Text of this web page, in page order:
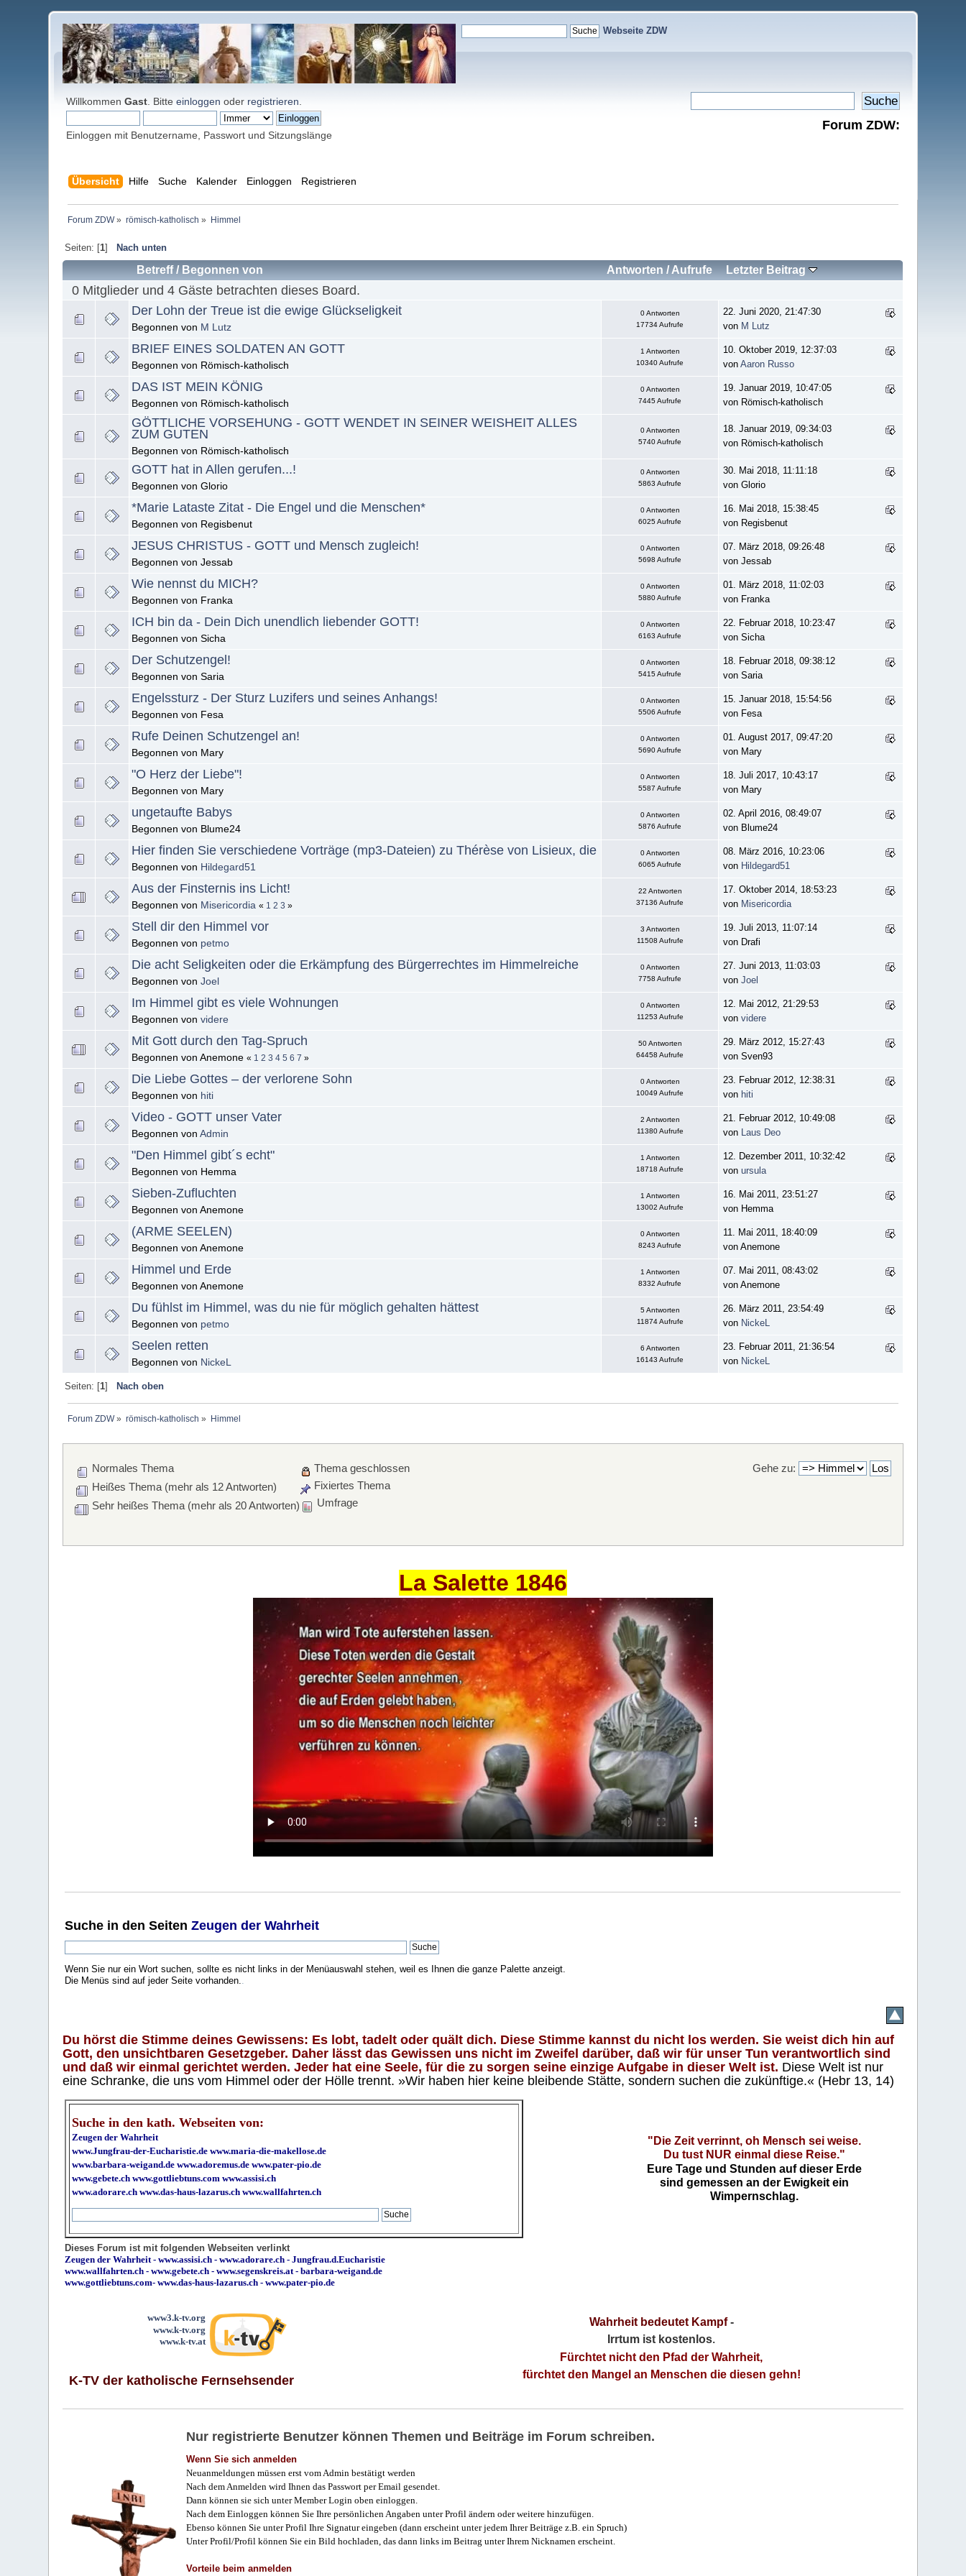
Webseite ZDW
WillkommenGast . Bitteeinloggen oder registrieren
Einloggen mit Benutzername, Passwort und Sitzungslänge
Forum ZDW:
Übersicht Hilfe Suche Kalender Einloggen Registrieren
Forum ZDW» römisch-katholisch » Himmel
Seiten: [1] Nach unten
Betreff/ Begonnen von Antworten /Aufrufe Letzter Beitrag
0 Mitglieder und 4 Gäste betrachten dieses Board.
Der Lohn der Treue ist die ewige Glückseligkeit
Begonnen von M Lutz
0 Antworten
17734 Aufrufe
22. Juni 2020, 21:47:30
von M Lutz
BRIEF EINES SOLDATEN AN GOTT
Begonnen von Römisch-katholisch
1 Antworten
10340 Aufrufe
10. Oktober 2019, 12:37:03
vonAaron Russo
DAS IST MEIN KÖNIG
Begonnen von Römisch-katholisch
0 Antworten
7445 Aufrufe
19. Januar 2019, 10:47:05
von Römisch-katholisch
GÖTTLICHE VORSEHUNG - GOTT WENDET IN SEINER WEISHEIT ALLES
ZUM GUTEN
Begonnen von Römisch-katholisch
0 Antworten
5740 Aufrufe
18. Januar 2019, 09:34:03
von Römisch-katholisch
GOTT hat in Allen gerufen...!
Begonnen von Glorio
0 Antworten
5863 Aufrufe
30. Mai 2018, 11:11:18
von Glorio
*Marie Lataste Zitat - Die Engel und die Menschen*
Begonnen von Regisbenut
0 Antworten
6025 Aufrufe
16. Mai 2018, 15:38:45
von Regisbenut
JESUS CHRISTUS - GOTT und Mensch zugleich!
Begonnen von Jessab
0 Antworten
5698 Aufrufe
07. März 2018, 09:26:48
von Jessab
Wie nennst du MICH?
Begonnen von Franka
0 Antworten
5880 Aufrufe
01. März 2018, 11:02:03
von Franka
ICH bin da - Dein Dich unendlich liebender GOTT!
Begonnen von Sicha
0 Antworten
6163 Aufrufe
22. Februar 2018, 10:23:47
von Sicha
Der Schutzengel!
Begonnen von Saria
0 Antworten
5415 Aufrufe
18. Februar 2018, 09:38:12
von Saria
Engelssturz - Der Sturz Luzifers und seines Anhangs!
Begonnen von Fesa
0 Antworten
5506 Aufrufe
15. Januar 2018, 15:54:56
von Fesa
Rufe Deinen Schutzengel an!
Begonnen von Mary
0 Antworten
5690 Aufrufe
01. August 2017, 09:47:20
von Mary
"O Herz der Liebe"!
Begonnen von Mary
0 Antworten
5587 Aufrufe
18. Juli 2017, 10:43:17
von Mary
ungetaufte Babys
Begonnen von Blume24
0 Antworten
5876 Aufrufe
02. April 2016, 08:49:07
von Blume24
Hier finden Sie verschiedene Vorträge (mp3-Dateien) zu Thérèse von Lisieux, die
Begonnen von Hildegard51
0 Antworten
6065 Aufrufe
08. März 2016, 10:23:06
von Hildegard51
Aus der Finsternis ins Licht!
Begonnen von Misericordia « 1 2 3 »
22 Antworten
37136 Aufrufe
17. Oktober 2014, 18:53:23
von Misericordia
Stell dir den Himmel vor
Begonnen von petmo
3 Antworten
11508 Aufrufe
19. Juli 2013, 11:07:14
von Drafi
Die acht Seligkeiten oder die Erkämpfung des Bürgerrechtes im Himmelreiche
Begonnen vonJoel
0 Antworten
7758 Aufrufe
27. Juni 2013, 11:03:03
vonJoel
Im Himmel gibt es viele Wohnungen
Begonnen vonvidere
0 Antworten
11253 Aufrufe
12. Mai 2012, 21:29:53
vonvidere
Mit Gott durch den Tag-Spruch
Begonnen von Anemone« 1 2 3 4 5 6 7 »
50 Antworten
64458 Aufrufe
29. März 2012, 15:27:43
von Sven93
Die Liebe Gottes – der verlorene Sohn
Begonnen von hiti
0 Antworten
10049 Aufrufe
23. Februar 2012, 12:38:31
von hiti
Video - GOTT unser Vater
Begonnen vonAdmin
2 Antworten
11380 Aufrufe
21. Februar 2012, 10:49:08
von Laus Deo
"Den Himmel gibt´s echt"
Begonnen von Hemma
1 Antworten
18718 Aufrufe
12. Dezember 2011, 10:32:42
vonursula
Sieben-Zufluchten
Begonnen von Anemone
1 Antworten
13002 Aufrufe
16. Mai 2011, 23:51:27
von Hemma
(ARME SEELEN)
Begonnen von Anemone
0 Antworten
8243 Aufrufe
11. Mai 2011, 18:40:09
von Anemone
Himmel und Erde
Begonnen von Anemone
1 Antworten
8332 Aufrufe
07. Mai 2011, 08:43:02
von Anemone
Du fühlst im Himmel, was du nie für möglich gehalten hättest
Begonnen von petmo
5 Antworten
11874 Aufrufe
26. März 2011, 23:54:49
von NickeL
Seelen retten
Begonnen von NickeL
6 Antworten
16143 Aufrufe
23. Februar 2011, 21:36:54
von NickeL
Seiten: [1] Nach oben
Forum ZDW» römisch-katholisch » Himmel
Gehe zu:
Normales Thema
Heißes Thema (mehr als 12 Antworten)
Sehr heißes Thema (mehr als 20 Antworten)
Thema geschlossen
Fixiertes Thema
Umfrage
La Salette 1846
Suche in den SeitenZeugen der Wahrheit
Wenn Sie nur ein Wort suchen, sollte es nicht links in der Menüauswahl stehen, weil es Ihnen die ganze Palette anzeigt.
Die Menüs sind auf jeder Seite vorhanden.
Du hörst die Stimme deines Gewissens: Es lobt, tadelt oder quält dich. Diese Stimme kannst du nicht los werden. Sie weist dich hin auf
Gott, den unsichtbaren Gesetzgeber. Daher lässt das Gewissen uns nicht im Zweifel darüber, daß wir für unser Tun verantwortlich sind
und daß wir einmal gerichtet werden. Jeder hat eine Seele, für die zu sorgen seine einzige Aufgabe in dieser Welt ist. Diese Welt ist nur
eine Schranke, die uns vom Himmel oder der Hölle trennt. »Wir haben hier keine bleibende Stätte, sondern suchen die zukünftige.« (Hebr 13, 14)
Suche in den kath. Webseiten von:
Zeugen der Wahrheit
www.Jungfrau-der-Eucharistie.de www.maria-die-makellose.de
www.barbara-weigand.de www.adoremus.de www.pater-pio.de
www.gebete.ch www.gottliebtuns.com www.assisi.ch
www.adorare.ch www.das-haus-lazarus.ch www.wallfahrten.ch
"Die Zeit verrinnt, oh Mensch sei weise.
Du tust NUR einmal diese Reise."
Eure Tage und Stunden auf dieser Erde
sind gemessen an der Ewigkeit ein
Wimpernschlag.
Dieses Forum ist mit folgenden Webseiten verlinkt
Zeugen der Wahrheit -www.assisi.ch -www.adorare.ch -Jungfrau.d.Eucharistie
www.wallfahrten.ch -www.gebete.ch -www.segenskreis.at -barbara-weigand.de
www.gottliebtuns.com-www.das-haus-lazarus.ch - www.pater-pio.de
www3.k-tv.org
www.k-tv.org
www.k-tv.at
K-TV der katholische Fernsehsender
Wahrheit bedeutet Kampf-
Irrtum ist kostenlos.
Fürchtet nicht den Pfad der Wahrheit,
fürchtet den Mangel an Menschen die diesen gehn!
Nur registrierte Benutzer können Themen und Beiträge im Forum schreiben.
Wenn Sie sich anmelden
Neuanmeldungen müssen erst vom Admin bestätigt werden
Nach dem Anmelden wird Ihnen das Passwort per Email gesendet.
Dann können sie sich unter Member Login oben einloggen.
Nach dem Einloggen können Sie Ihre persönlichen Angaben unter Profil ändern oder weitere hinzufügen.
Ebenso können Sie unter Profil Ihre Signatur eingeben (dann erscheint unter jedem Ihrer Beiträge z.B. ein Spruch)
Unter Profil/Profil können Sie ein Bild hochladen, das dann links im Beitrag unter Ihrem Nicknamen erscheint.
Vorteile beim anmelden